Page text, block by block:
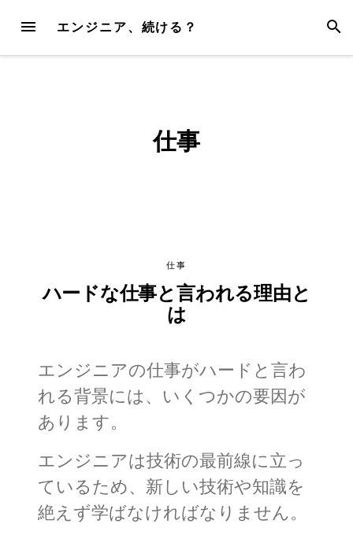
content
MENU エンジニア、続ける？
仕事
仕事
ハードな仕事と言われる理由と
は
エンジニアの仕事がハードと言わ
れる背景には、いくつかの要因が
あります。
エンジニアは技術の最前線に立っ
ているため、新しい技術や知識を
絶えず学ばなければなりません。